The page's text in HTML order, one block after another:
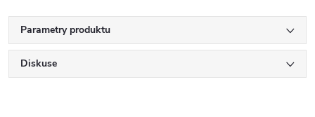
Parametry produktu
Diskuse